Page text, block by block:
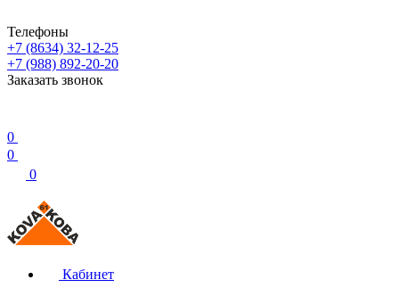
Телефоны
+7 (8634) 32-12-25
+7 (988) 892-20-20
Заказать звонок
0
0
0
Кабинет